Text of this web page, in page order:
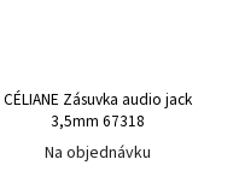
CÉLIANE Zásuvka audio jack
3,5mm 67318
Na objednávku